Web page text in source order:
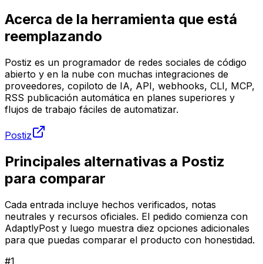
Acerca de la herramienta que está
reemplazando
Postiz es un programador de redes sociales de código
abierto y en la nube con muchas integraciones de
proveedores, copiloto de IA, API, webhooks, CLI, MCP,
RSS publicación automática en planes superiores y
flujos de trabajo fáciles de automatizar.
Postiz
Principales alternativas a Postiz
para comparar
Cada entrada incluye hechos verificados, notas
neutrales y recursos oficiales. El pedido comienza con
AdaptlyPost y luego muestra diez opciones adicionales
para que puedas comparar el producto con honestidad.
#1